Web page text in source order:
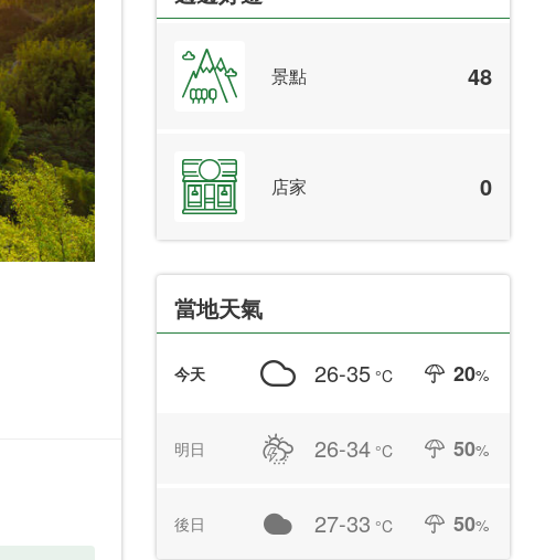
景點 48
店家 0
當地天氣
今天 26-35 °C 20%
明日 26-34 °C 50%
後日 27-33 °C 50%